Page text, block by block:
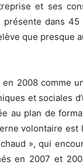
et ses
dans 45
que presque
2008 comme
et sociales
au plan de
volontaire est
», qui
en 2007 et